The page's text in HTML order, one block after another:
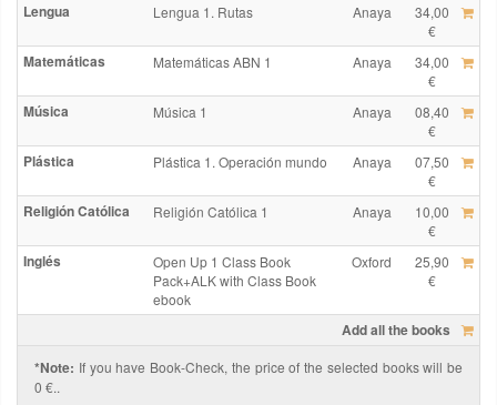
Lengua Lengua 1. Rutas Anaya
34,00
€
Matemáticas Matemáticas ABN 1 Anaya
34,00
€
Música Música 1 Anaya
08,40
€
Plástica Plástica 1. Operación mundo Anaya
07,50
€
Religión Católica Religión Católica 1 Anaya
10,00
€
Inglés
Open Up 1 Class Book
Pack+ALK with Class Book
ebook
Oxford
25,90
€
Add all the books
*Note: If you have Book-Check, the price of the selected books will be
0 €..